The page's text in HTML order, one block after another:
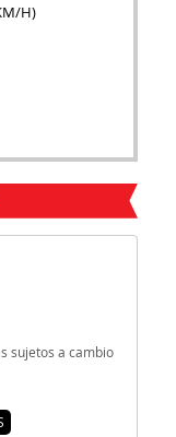
H)
sujetos a cambio